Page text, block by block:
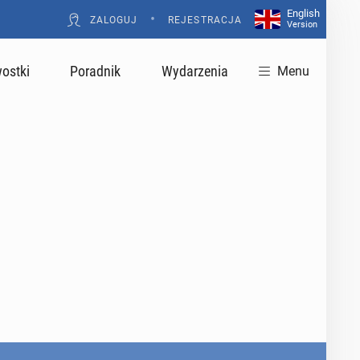
ZALOGUJ • REJESTRACJA
English
Version
Poradnik Wydarzenia Menu